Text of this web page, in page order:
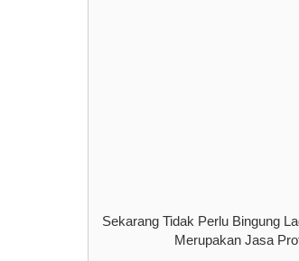
Sekarang Tidak Perlu Bingung
Merupakan Jasa